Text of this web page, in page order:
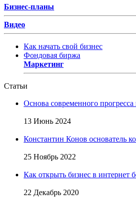
Бизнес-планы
Видео
Как начать свой бизнес
Фондовая биржа
Маркетинг
Статьи
Основа современного
13 Июнь 2024
Константин Конов основатель
25 Ноябрь 2022
Как открыть бизнес в интернет
22 Декабрь 2020